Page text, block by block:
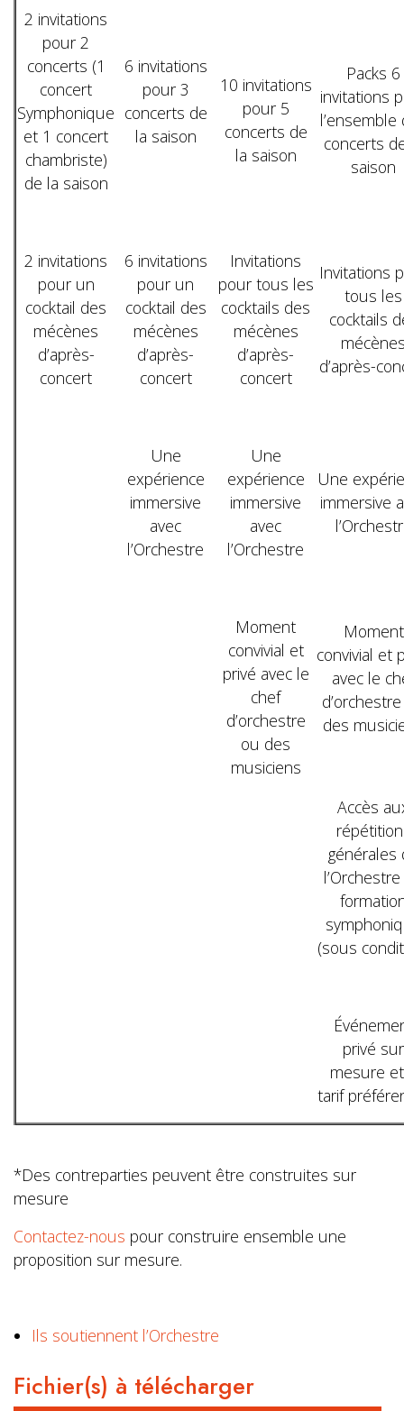
2 invitations
pour 2
concerts (1
concert
Symphonique
et 1 concert
chambriste)
de la saison
6 invitations
pour 3
concerts de
la saison
10 invitations
pour 5
concerts de
la saison
Packs 6
invitations
l’ensemble
concerts
saison
2 invitations
pour un
cocktail des
mécènes
d’après-
concert
6 invitations
pour un
cocktail des
mécènes
d’après-
concert
Invitations
pour tous les
cocktails des
mécènes
d’après-
concert
Invitations
tous les
cocktails
d’après-
Une
expérience
immersive
avec
l’Orchestre
Une
expérience
immersive
avec
l’Orchestre
Une
immersive
Moment
convivial et
privé avec le
chef
d’orchestre
ou des
musiciens
Moment
convivial et
avec le
des
Accès
générales
(sous
privé sur
mesure
tarif
*Des contreparties peuvent être construites sur
mesure
Contactez-nous pour construire ensemble une
proposition sur mesure.
Ils soutiennent l’Orchestre
Fichier(s) à télécharger